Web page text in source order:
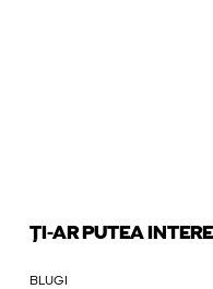
ȚI-AR PUTEA
BLUGI